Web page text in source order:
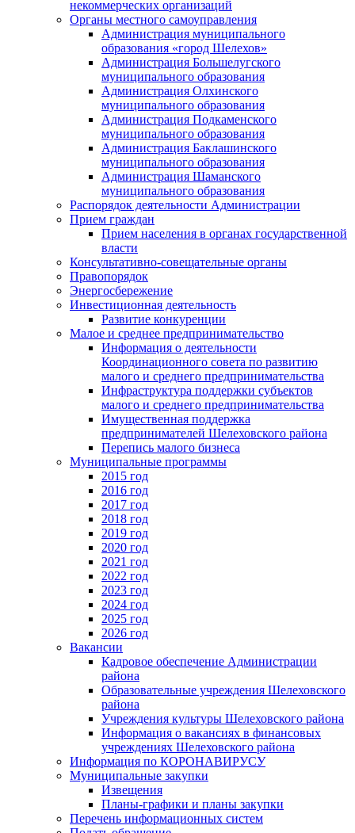
некоммерческих организаций
Органы местного самоуправления
Администрация муниципального
образования «город Шелехов»
Администрация Большелугского
муниципального образования
Администрация Олхинского
муниципального образования
Администрация Подкаменского
муниципального образования
Администрация Баклашинского
муниципального образования
Администрация Шаманского
муниципального образования
Распорядок деятельности Администрации
Прием граждан
Прием населения в органах государственной
власти
Консультативно-совещательные органы
Правопорядок
Энергосбережение
Инвестиционная деятельность
Развитие конкуренции
Малое и среднее предпринимательство
Информация о деятельности
Координационного совета по развитию
малого и среднего предпринимательства
Инфраструктура поддержки субъектов
малого и среднего предпринимательства
Имущественная поддержка
предпринимателей Шелеховского района
Перепись малого бизнеса
Муниципальные программы
2015 год
2016 год
2017 год
2018 год
2019 год
2020 год
2021 год
2022 год
2023 год
2024 год
2025 год
2026 год
Вакансии
Кадровое обеспечение Администрации
района
Образовательные учреждения Шелеховского
района
Учреждения культуры Шелеховского района
Информация о вакансиях в финансовых
учреждениях Шелеховского района
Информация по КОРОНАВИРУСУ
Муниципальные закупки
Извещения
Планы-графики и планы закупки
Перечень информационных систем